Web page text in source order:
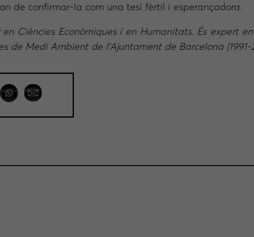
de confirmar-la com una tesi fèrtil i esperançadora.
Ciències Econòmiques i en Humanitats. És expert
de Medi Ambient de l’Ajuntament de Barcelona (1991-